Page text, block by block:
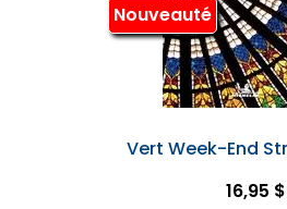
Nouveauté
Vert Week-End
16,95 $